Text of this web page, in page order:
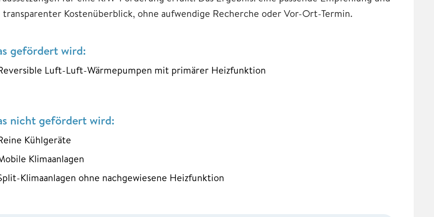
transparenter Kostenüberblick, ohne aufwendige Recherche oder Vor-Ort-Termin.
gefördert wird:
Luft-Luft-Wärmepumpen mit primärer Heizfunktion
nicht gefördert wird:
Kühlgeräte
Klimaanlagen
Klimaanlagen ohne nachgewiesene Heizfunktion